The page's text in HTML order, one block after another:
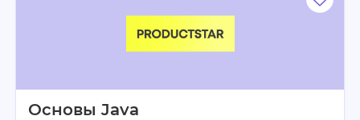
Основы Java